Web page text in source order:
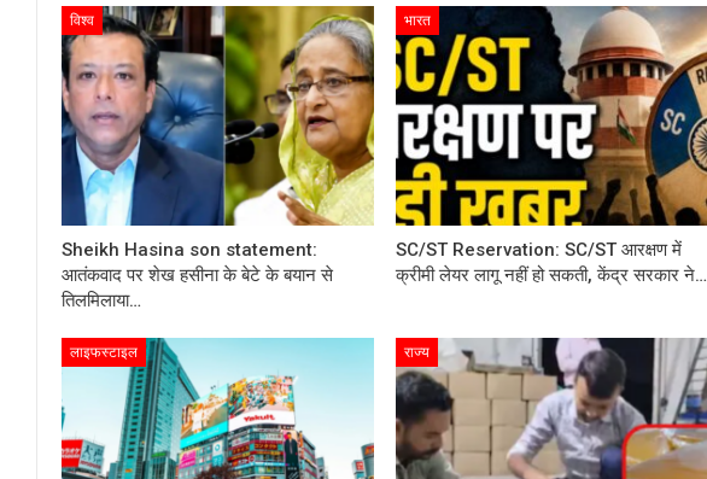
विश्व
Sheikh Hasina son statement:
आतंकवाद पर शेख हसीना के बेटे के बयान से
तिलमिलाया…
भारत
SC/ST Reservation: SC/ST आरक्षण में
क्रीमी लेयर लागू नहीं हो सकती, केंद्र सरकार ने…
लाइफस्टाइल राज्य